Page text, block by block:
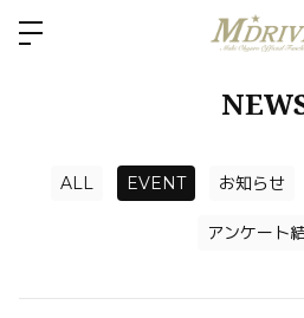
ALL EVENT お知らせ
アンケート